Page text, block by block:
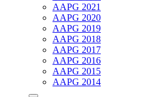
AAPG 2021
AAPG 2020
AAPG 2019
AAPG 2018
AAPG 2017
AAPG 2016
AAPG 2015
AAPG 2014